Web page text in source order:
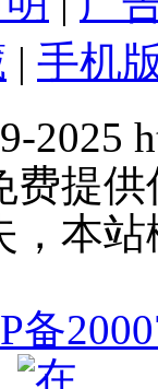
| 手机
2025
费提
，本
备